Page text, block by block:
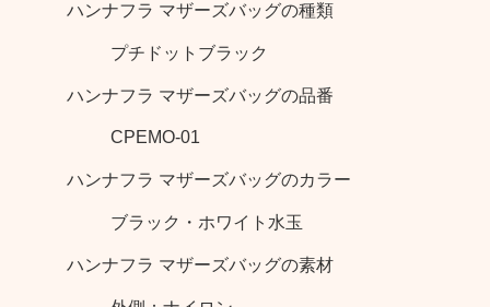
ハンナフラ マザーズバッグの種類
プチドットブラック
ハンナフラ マザーズバッグの品番
CPEMO-01
ハンナフラ マザーズバッグのカラー
ブラック・ホワイト水玉
ハンナフラ マザーズバッグの素材